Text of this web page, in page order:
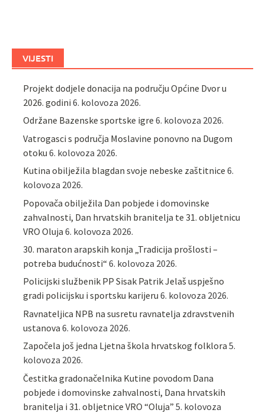
VIJESTI
Projekt dodjele donacija na području Općine Dvor u
2026. godini 6. kolovoza 2026.
Održane Bazenske sportske igre 6. kolovoza 2026.
Vatrogasci s područja Moslavine ponovno na Dugom
otoku 6. kolovoza 2026.
Kutina obilježila blagdan svoje nebeske zaštitnice 6.
kolovoza 2026.
Popovača obilježila Dan pobjede i domovinske
zahvalnosti, Dan hrvatskih branitelja te 31. obljetnicu
VRO Oluja 6. kolovoza 2026.
30. maraton arapskih konja „Tradicija prošlosti –
potreba budućnosti“ 6. kolovoza 2026.
Policijski službenik PP Sisak Patrik Jelaš uspješno
gradi policijsku i sportsku karijeru 6. kolovoza 2026.
Ravnateljica NPB na susretu ravnatelja zdravstvenih
ustanova 6. kolovoza 2026.
Započela još jedna Ljetna škola hrvatskog folklora 5.
kolovoza 2026.
Čestitka gradonačelnika Kutine povodom Dana
pobjede i domovinske zahvalnosti, Dana hrvatskih
branitelja i 31. obljetnice VRO “Oluja” 5. kolovoza